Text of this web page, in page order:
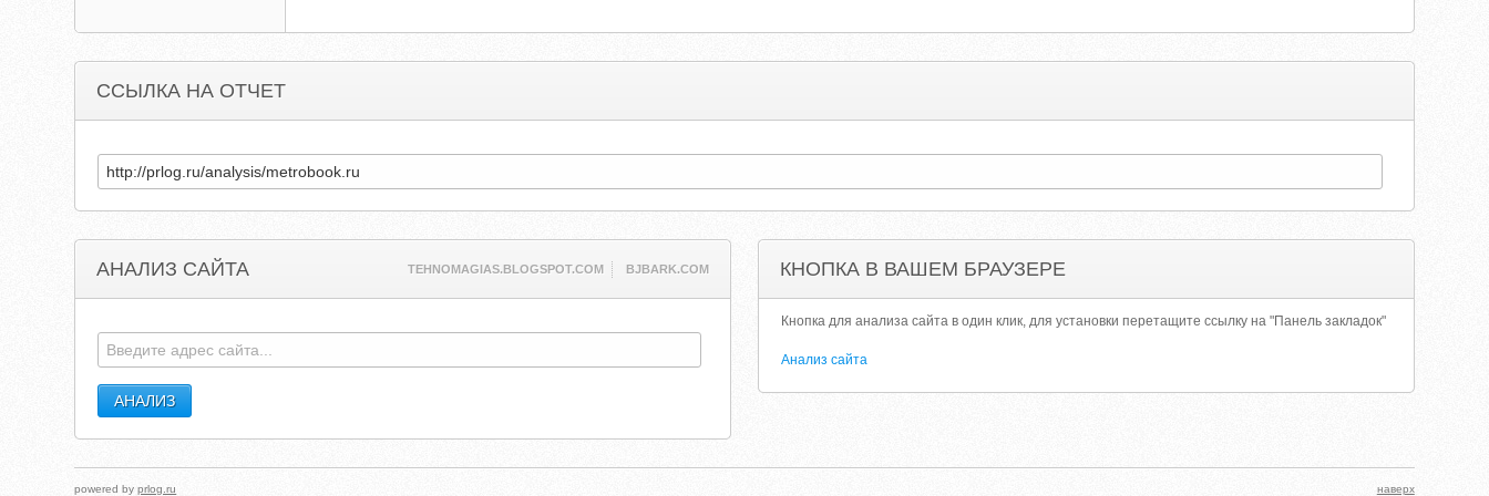
ССЫЛКА НА ОТЧЕТ
АНАЛИЗ САЙТА TEHNOMAGIAS.BLOGSPOT.COM BJBARK.COM КНОПКА В ВАШЕМ БРАУЗЕРЕ
Кнопка для анализа сайта в один клик, для установки перетащите ссылку на "Панель закладок"
Анализ сайта
powered byprlog.ru наверх